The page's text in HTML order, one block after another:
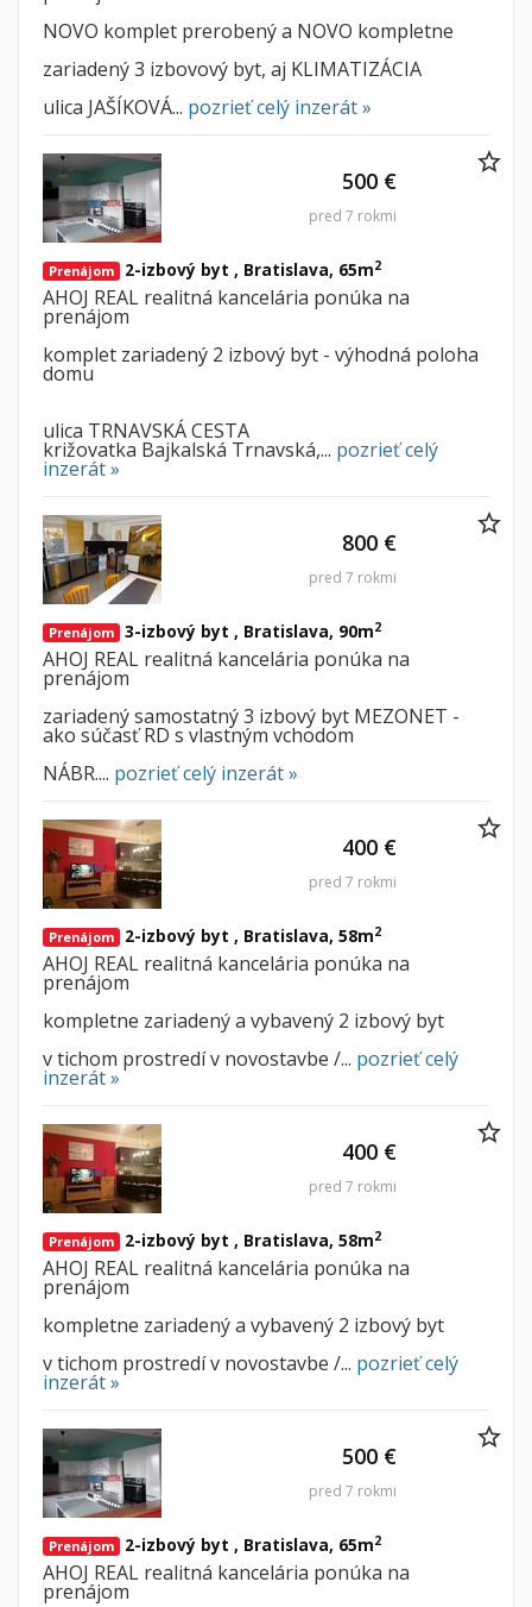
NOVO komplet prerobený a NOVO kompletne
zariadený 3 izbovový byt, aj KLIMATIZÁCIA
ulica JAŠÍKOVÁ... pozrieť celý inzerát »
Prenájom 2-izbový byt , Bratislava, 65m2
AHOJ REAL realitná kancelária ponúka na
prenájom
komplet zariadený 2 izbový byt - výhodná poloha
domu
ulica TRNAVSKÁ CESTA
križovatka Bajkalská Trnavská,... pozrieť celý
inzerát »
500 €
pred 7 rokmi
Prenájom 3-izbový byt , Bratislava, 90m2
AHOJ REAL realitná kancelária ponúka na
prenájom
zariadený samostatný 3 izbový byt MEZONET -
ako súčasť RD s vlastným vchodom
NÁBR.... pozrieť celý inzerát »
800 €
pred 7 rokmi
Prenájom 2-izbový byt , Bratislava, 58m2
AHOJ REAL realitná kancelária ponúka na
prenájom
kompletne zariadený a vybavený 2 izbový byt
v tichom prostredí v novostavbe /... pozrieť celý
inzerát »
400 €
pred 7 rokmi
Prenájom 2-izbový byt , Bratislava, 58m2
AHOJ REAL realitná kancelária ponúka na
prenájom
kompletne zariadený a vybavený 2 izbový byt
v tichom prostredí v novostavbe /... pozrieť celý
inzerát »
400 €
pred 7 rokmi
Prenájom 2-izbový byt , Bratislava, 65m2
AHOJ REAL realitná kancelária ponúka na
prenájom
500 €
pred 7 rokmi